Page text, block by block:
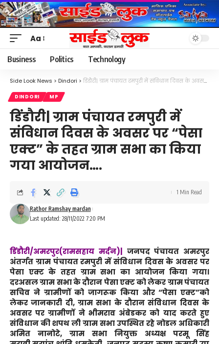
Font
Resizer
Aa
Business Politics Technology
Side Look News > Dindori > डिंडौरी| ग्राम पंचायत रमपुरी में संविधान दिवस के अवसर पर “पेसा एक्ट” के तहत ग्राम सभा का किया गया आयोजन….
DINDORI MP
डिंडौरी| ग्राम पंचायत रमपुरी में
संविधान दिवस के अवसर पर “पेसा
एक्ट” के तहत ग्राम सभा का किया
गया आयोजन….
Last updated: 28/11/2022 7:20 PM
Rathor Ramshay mardan
1 Min Read
डिंडौरी/अमरपुर(रामसहाय मर्दन)|
जनपद पंचायत अमरपुर
अंतर्गत ग्राम पंचायत रमपुरी में संविधान दिवस के अवसर पर
पेसा एक्ट के तहत ग्राम सभा का आयोजन किया गया।
दरअसल ग्राम सभा के दौरान पेसा एक्ट को लेकर ग्राम पंचायत
सचिव ने ग्रामीणों को जागरूक किया और “पेसा एक्ट”को
लेकर जानकारी दी, ग्राम सभा के दौरान संविधान दिवस के
अवसर पर ग्रामीणों ने भीमराव अंबेडकर को याद करते हुए
संविधान की शपथ ली ग्राम सभा उपस्थित रहे नोडल अधिकारी
अमित नानोटे, ग्राम सभा नियुक्त अध्यक्ष परमू सिंह